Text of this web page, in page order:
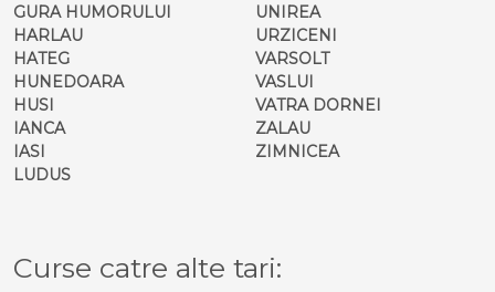
GURA HUMORULUI
HARLAU
HATEG
HUNEDOARA
HUSI
IANCA
IASI
LUDUS
UNIREA
URZICENI
VARSOLT
VASLUI
VATRA DORNEI
ZALAU
ZIMNICEA
Curse catre alte tari: